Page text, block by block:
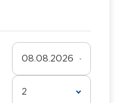
08.08.2026
2